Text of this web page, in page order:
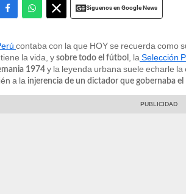
Siguenos en Google News
contaba con la que HOY se recuerda como
la vida, y sobre todo el fútbol , la Selección
1974 y la leyenda urbana suele echarle la
a la injerencia de un dictador que gobernaba el